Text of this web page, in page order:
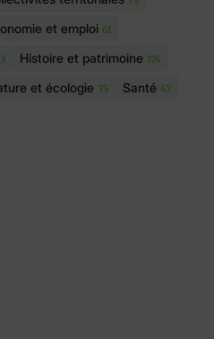
et emploi 61
Histoire et patrimoine 174
et écologie 75 Santé 47